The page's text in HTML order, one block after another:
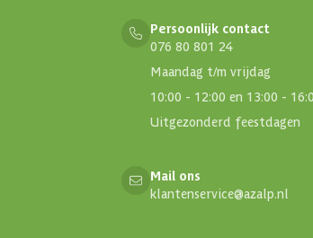
Persoonlijk contact
076 80 801 24
Maandag t/m vrijdag
10:00 - 12:00 en 13:00 -
Uitgezonderd feestdagen
Mail ons
klantenservice@azalp.nl